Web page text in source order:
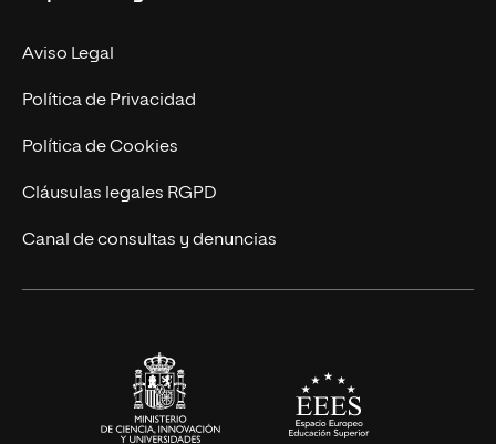
Experto Universitario
Postgrados
Cursos Universitarios
Nuestro Equipo
Trabaja en UNIR
Actualidad
UNIR Revista
Eventos
Aviso Legal
Política de Privacidad
Política de Cookies
Cláusulas legales RGPD
Canal de consultas y denuncias